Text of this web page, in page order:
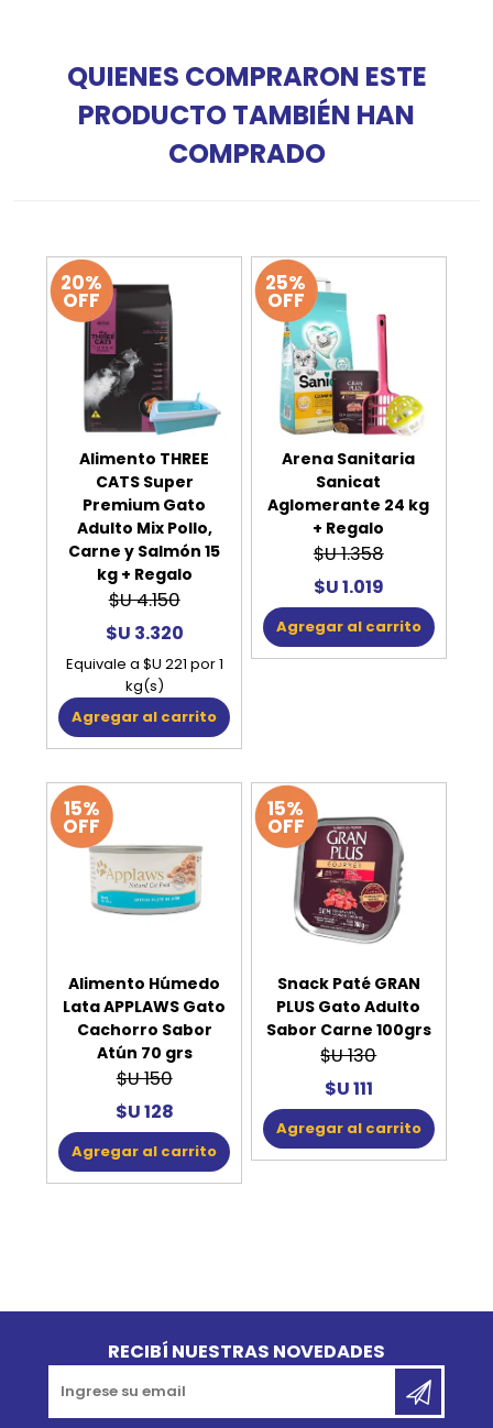
QUIENES COMPRARON ESTE
PRODUCTO TAMBIÉN HAN
COMPRADO
20%
OFF
Alimento THREE
CATS Super
Premium Gato
Adulto Mix Pollo,
Carne y Salmón 15
kg + Regalo
$U 4.150
$U 3.320
Equivale a $U 221 por 1
kg(s)
Agregar al carrito
25%
OFF
Arena Sanitaria
Sanicat
Aglomerante 24 kg
+ Regalo
$U 1.358
$U 1.019
Agregar al carrito
15%
OFF
Alimento Húmedo
Lata APPLAWS Gato
Cachorro Sabor
Atún 70 grs
$U 150
$U 128
Agregar al carrito
15%
OFF
Snack Paté GRAN
PLUS Gato Adulto
Sabor Carne 100grs
$U 130
$U 111
Agregar al carrito
RECIBÍ NUESTRAS NOVEDADES